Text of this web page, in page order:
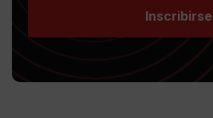
Inscribirse